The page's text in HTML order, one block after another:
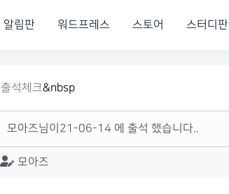
알림판 워드프레스 스토어 스터디판
출석체크&nbsp
모아즈님이21-06-14 에 출석 했습니다..
모아즈